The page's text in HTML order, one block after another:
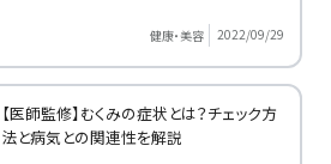
健康・美容 2022/09/29
【医師監修】むくみの症状とは？チェック方
法と病気との関連性を解説